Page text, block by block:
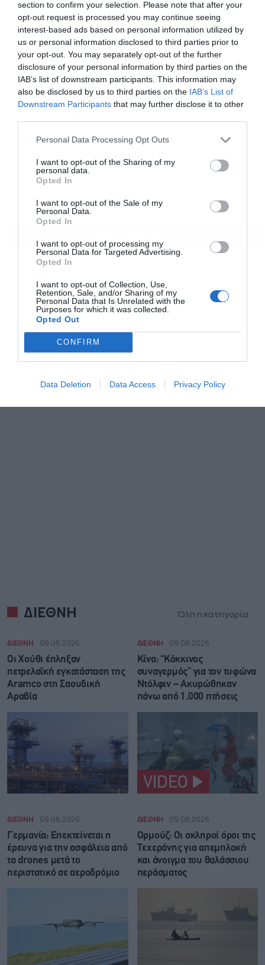
section to confirm your selection. Please note that after your
opt-out request is processed you may continue seeing
interest-based ads based on personal information utilized by
us or personal information disclosed to third parties prior to
your opt-out. You may separately opt-out of the further
disclosure of your personal information by third parties on the
IAB’s list of downstream participants. This information may
also be disclosed by us to third parties on the IAB’s List of
Downstream Participants that may further disclose it to other
Personal Data Processing Opt Outs
I want to opt-out of the Sharing of my
personal data.
Opted In
I want to opt-out of the Sale of my
Personal Data.
Opted In
I want to opt-out of processing my
Personal Data for Targeted Advertising.
Opted In
I want to opt-out of Collection, Use,
Retention, Sale, and/or Sharing of my
Personal Data that Is Unrelated with the
Purposes for which it was collected.
Opted Out
CONFIRM
Data Deletion Data Access Privacy Policy
10:08
Κίνα: “Κόκκινος συναγερμός” για τον τυφώνα Ντόλφιν
– Ακυρώθηκαν πάνω από 1.000 πτήσεις
09:51
Γερμανία: Επεκτείνεται η έρευνα για την ασφάλεια
από τα drones μετά το περιστατικό σε αεροδρόμιο
09:42
Ορμούζ: Οι σκληροί όροι της Τεχεράνης για
Καθυστερήσεις έκδοσης πινακίδων κυκλοφορίας:
ταλαιπωρία
2026: Ακτινογραφία της πορείας τους
ΔΙΕΘΝΗ Όλη η κατηγορία
ΔΙΕΘΝΗ 09.08.2026
Οι Χούθι έπληξαν
πετρελαϊκή εγκατάσταση της
Aramco στη Σαουδική
Αραβία
ΔΙΕΘΝΗ 09.08.2026
Κίνα: “Κόκκινος
συναγερμός” για τον τυφώνα
Ντόλφιν – Ακυρώθηκαν
πάνω από 1.000 πτήσεις
VIDEO
ΔΙΕΘΝΗ 09.08.2026
Γερμανία: Επεκτείνεται η
έρευνα για την ασφάλεια από
τα drones μετά το
περιστατικό σε αεροδρόμιο
ΔΙΕΘΝΗ 09.08.2026
Ορμούζ: Οι σκληροί όροι της
Τεχεράνης για απεμπλοκή
και άνοιγμα του θαλάσσιου
περάσματος